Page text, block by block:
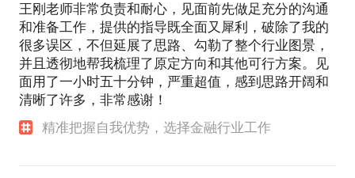
王刚老师非常负责和耐心，见面前先做足充分的沟通
和准备工作，提供的指导既全面又犀利，破除了我的
很多误区，不但延展了思路、勾勒了整个行业图景，
并且透彻地帮我梳理了原定方向和其他可行方案。见
面用了一小时五十分钟，严重超值，感到思路开阔和
清晰了许多，非常感谢！
精准把握自我优势，选择金融行业工作